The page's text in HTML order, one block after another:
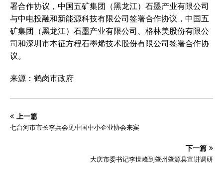
署合作协议，中国五矿集团（黑龙江）石墨产业有限公司
与中电投融和新能源科技有限公司签署合作协议，中国五
矿集团（黑龙江）石墨产业有限公司、格林美股份有限公
司和深圳市本征方程石墨烯技术股份有限公司签署合作协
议。
来源：鹤岗市政府
上一篇
七台河市市长李兵会见中国中小企业协会来宾
下一篇
大庆市委书记李世峰到肇州肇源县宣讲调研